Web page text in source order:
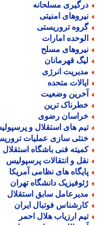
مسلحانه
امنیتی
تروریستی
امارات
مسلح
قهرمانان
انرژی
متحده
وضعیت
ترین
رضوی
های استقلال و پرسپولیس
سازی عملیات تروریستی
فنی باشگاه استقلال
و انتقالات پرسپولیس
های نظامی آمریکا
دانشگاه تهران
سابق استقلال
فوتبال ایران
ارزیاب هلال احمر